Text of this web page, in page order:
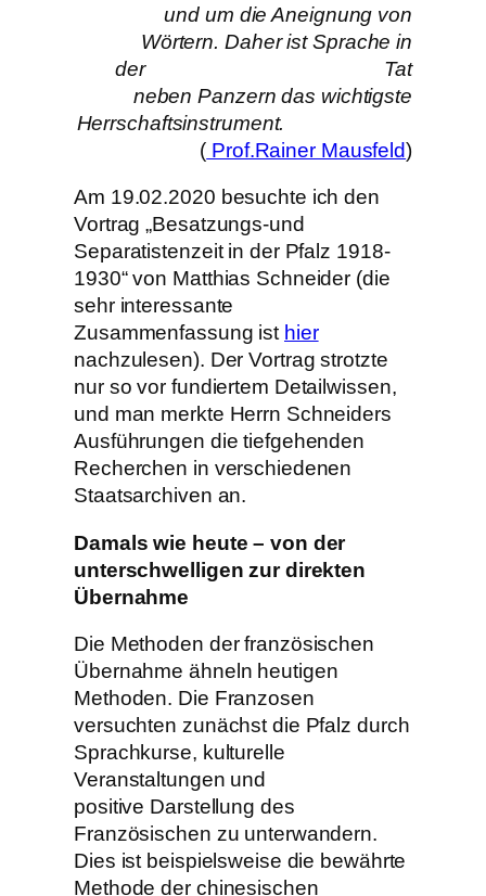
und um die Aneignung von
Wörtern. Daher ist Sprache in
der Tat
neben Panzerndas wichtigste
Herrschaftsinstrument.
( Prof.Rainer Mausfeld)
Am 19.02.2020 besuchte ich den
Vortrag „Besatzungs-und
Separatistenzeit in der Pfalz 1918-
1930“ von Matthias Schneider (die
sehr interessante
Zusammenfassung ist hier
nachzulesen). Der Vortrag strotzte
nur so vor fundiertem Detailwissen,
und man merkte Herrn Schneiders
Ausführungen die tiefgehenden
Recherchen in verschiedenen
Staatsarchiven an.
Damals wie heute – von der
unterschwelligen zur direkten
Übernahme
Die Methoden der französischen
Übernahme ähneln heutigen
Methoden. Die Franzosen
versuchten zunächst die Pfalz durch
Sprachkurse, kulturelle
Veranstaltungen und
positive Darstellung des
Französischen zu unterwandern.
Dies ist beispielsweise die bewährte
Methode der chinesischen